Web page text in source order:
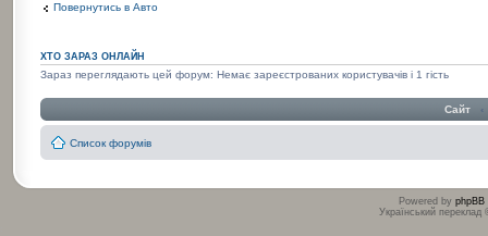
Повернутись в Авто
ХТО ЗАРАЗ ОНЛАЙН
Зараз переглядають цей форум: Немає зареєстрованих користувачів і 1 гість
Сайт ‹
Список форумів
Powered by phpBB
Український